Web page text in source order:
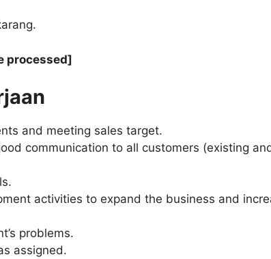
processed]
and meeting sales target.
communication to all customers (existing
activities to expand the business and
problems.
assigned.